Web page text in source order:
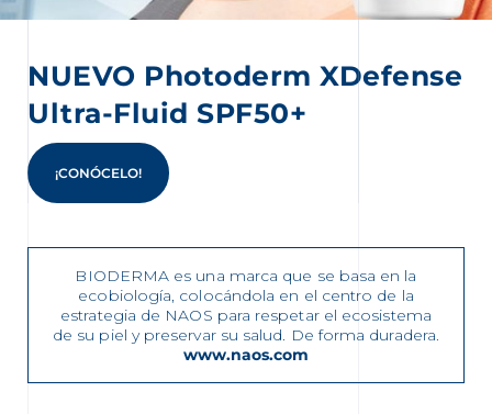
NUEVO Photoderm XDefense
Ultra-Fluid SPF50+
¡CONÓCELO!
BIODERMA es una marca que se basa en la
ecobiología, colocándola en el centro de la
estrategia de NAOS para respetar el ecosistema
de su piel y preservar su salud. De forma duradera.
www.naos.com